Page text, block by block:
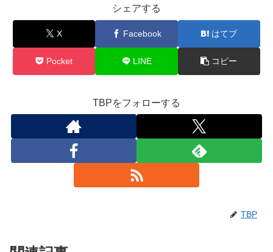
シェアする
X Facebook はてブ
Pocket LINE コピー
TBPをフォローする
TBP